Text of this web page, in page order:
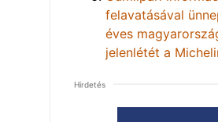
felavatásával
éves
jelenlétét a
Hirdetés